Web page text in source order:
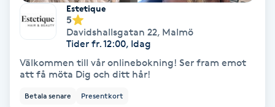
Kroppspeeling
Käkledsbehandling
Kärlbehandling
Estetique
5
Davidshallsgatan 22, Malmö
Tider fr. 12:00, Idag
Välkommen till vår onlinebokning! Ser fram emot
att få möta Dig och ditt hår!
Betala senare Presentkort